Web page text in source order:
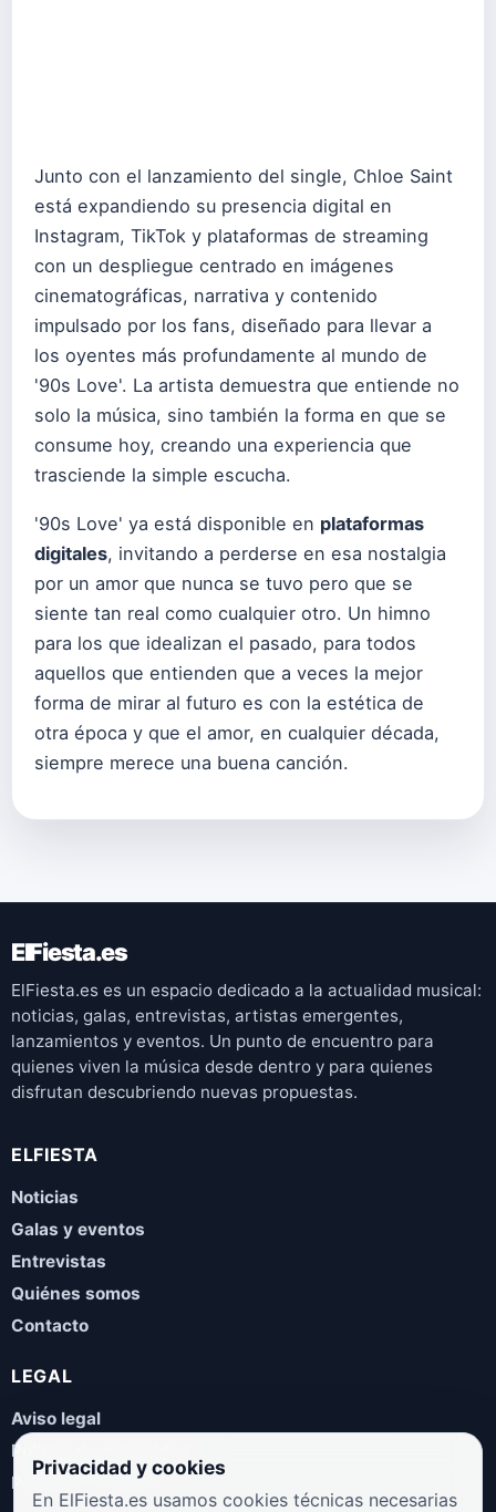
Junto con el lanzamiento del single, Chloe Saint
está expandiendo su presencia digital en
Instagram, TikTok y plataformas de streaming
con un despliegue centrado en imágenes
cinematográficas, narrativa y contenido
impulsado por los fans, diseñado para llevar a
los oyentes más profundamente al mundo de
'90s Love'. La artista demuestra que entiende no
solo la música, sino también la forma en que se
consume hoy, creando una experiencia que
trasciende la simple escucha.
'90s Love' ya está disponible en plataformas
digitales, invitando a perderse en esa nostalgia
por un amor que nunca se tuvo pero que se
siente tan real como cualquier otro. Un himno
para los que idealizan el pasado, para todos
aquellos que entienden que a veces la mejor
forma de mirar al futuro es con la estética de
otra época y que el amor, en cualquier década,
siempre merece una buena canción.
ElFiesta.es
ElFiesta.es es un espacio dedicado a la actualidad musical:
noticias, galas, entrevistas, artistas emergentes,
lanzamientos y eventos. Un punto de encuentro para
quienes viven la música desde dentro y para quienes
disfrutan descubriendo nuevas propuestas.
ELFIESTA
Noticias
Galas y eventos
Entrevistas
Quiénes somos
Contacto
LEGAL
Aviso legal
Política de privacidad
Política de cookies
Privacidad y cookies
En ElFiesta.es usamos cookies técnicas necesarias